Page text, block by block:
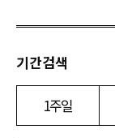
기간검색
1주일